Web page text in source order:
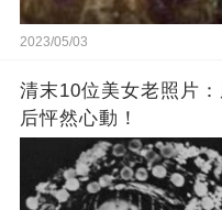
2023/05/03
清末10位美女老照片
后怦然心動！